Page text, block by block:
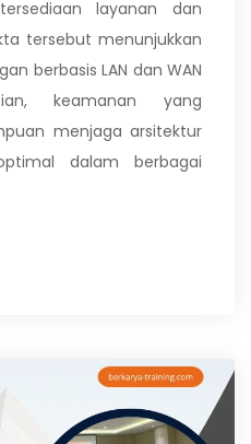
layanan dan
tersebut menunjukkan
berbasis LAN dan WAN
keamanan yang
menjaga arsitektur
dalam berbagai